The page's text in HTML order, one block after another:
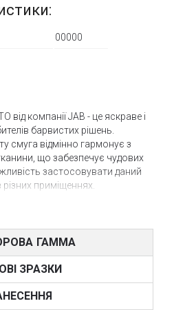
00000
від компанії JAB - це яскраве і
барвистих рішень.
смуга відмінно гармонує з
що забезпечує чудових
застосовувати даний
приміщеннях.
шириною 300 см і може
штор. Рапорт становить 80
з 6 колірних рішень, які
як кабінет, дитяча
ГАММА
ЗРАЗКИ